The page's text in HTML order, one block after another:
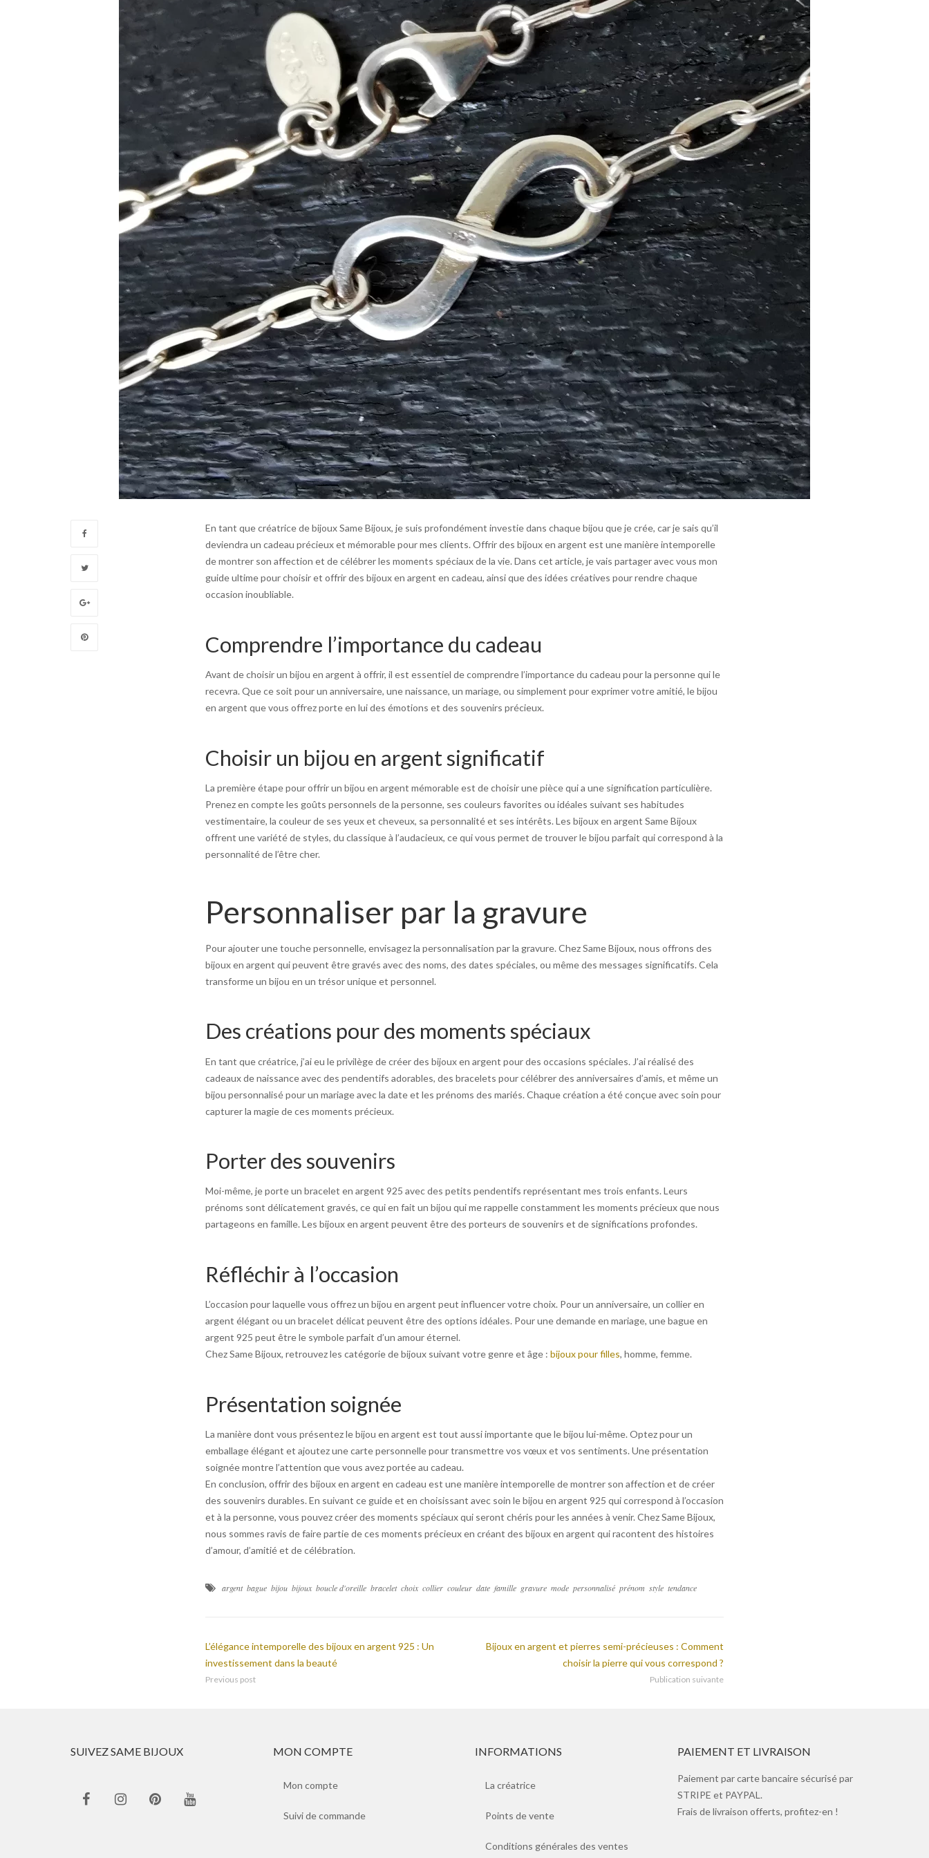
En tant que créatrice de bijoux Same Bijoux, je suis profondément investie dans chaque bijou que je crée, car je sais qu’il
deviendra un cadeau précieux et mémorable pour mes clients. Offrir des bijoux en argent est une manière intemporelle
de montrer son affection et de célébrer les moments spéciaux de la vie. Dans cet article, je vais partager avec vous mon
guide ultime pour choisir et offrir des bijoux en argent en cadeau, ainsi que des idées créatives pour rendre chaque
occasion inoubliable.
Comprendre l’importance du cadeau
Avant de choisir un bijou en argent à offrir, il est essentiel de comprendre l’importance du cadeau pour la personne qui le
recevra. Que ce soit pour un anniversaire, une naissance, un mariage, ou simplement pour exprimer votre amitié, le bijou
en argent que vous offrez porte en lui des émotions et des souvenirs précieux.
Choisir un bijou en argent significatif
La première étape pour offrir un bijou en argent mémorable est de choisir une pièce qui a une signification particulière.
Prenez en compte les goûts personnels de la personne, ses couleurs favorites ou idéales suivant ses habitudes
vestimentaire, la couleur de ses yeux et cheveux, sa personnalité et ses intérêts. Les bijoux en argent Same Bijoux
offrent une variété de styles, du classique à l’audacieux, ce qui vous permet de trouver le bijou parfait qui correspond à la
personnalité de l’être cher.
Personnaliser par la gravure
Pour ajouter une touche personnelle, envisagez la personnalisation par la gravure. Chez Same Bijoux, nous offrons des
bijoux en argent qui peuvent être gravés avec des noms, des dates spéciales, ou même des messages significatifs. Cela
transforme un bijou en un trésor unique et personnel.
Des créations pour des moments spéciaux
En tant que créatrice, j’ai eu le privilège de créer des bijoux en argent pour des occasions spéciales. J’ai réalisé des
cadeaux de naissance avec des pendentifs adorables, des bracelets pour célébrer des anniversaires d’amis, et même un
bijou personnalisé pour un mariage avec la date et les prénoms des mariés. Chaque création a été conçue avec soin pour
capturer la magie de ces moments précieux.
Porter des souvenirs
Moi-même, je porte un bracelet en argent 925 avec des petits pendentifs représentant mes trois enfants. Leurs
prénoms sont délicatement gravés, ce qui en fait un bijou qui me rappelle constamment les moments précieux que nous
partageons en famille. Les bijoux en argent peuvent être des porteurs de souvenirs et de significations profondes.
Réfléchir à l’occasion
L’occasion pour laquelle vous offrez un bijou en argent peut influencer votre choix. Pour un anniversaire, un collier en
argent élégant ou un bracelet délicat peuvent être des options idéales. Pour une demande en mariage, une bague en
argent 925 peut être le symbole parfait d’un amour éternel.
Chez Same Bijoux, retrouvez les catégorie de bijoux suivant votre genre et âge : bijoux pour filles, homme, femme.
Présentation soignée
La manière dont vous présentez le bijou en argent est tout aussi importante que le bijou lui-même. Optez pour un
emballage élégant et ajoutez une carte personnelle pour transmettre vos vœux et vos sentiments. Une présentation
soignée montre l’attention que vous avez portée au cadeau.
En conclusion, offrir des bijoux en argent en cadeau est une manière intemporelle de montrer son affection et de créer
des souvenirs durables. En suivant ce guide et en choisissant avec soin le bijou en argent 925 qui correspond à l’occasion
et à la personne, vous pouvez créer des moments spéciaux qui seront chéris pour les années à venir. Chez Same Bijoux,
nous sommes ravis de faire partie de ces moments précieux en créant des bijoux en argent qui racontent des histoires
d’amour, d’amitié et de célébration.
argent bague bijou bijoux boucle d'oreille bracelet choix collier couleur date famille gravure mode personnalisé prénom style tendance
L’élégance intemporelle des bijoux en argent 925 : Un
investissement dans la beauté
Previous post
Bijoux en argent et pierres semi-précieuses : Comment
choisir la pierre qui vous correspond ?
Publication suivante
SUIVEZ SAME BIJOUX MON COMPTE
Mon compte
Suivi de commande
INFORMATIONS
La créatrice
Points de vente
Conditions générales des ventes
PAIEMENT ET LIVRAISON
Paiement par carte bancaire sécurisé par
STRIPE et PAYPAL.
Frais de livraison offerts, profitez-en !